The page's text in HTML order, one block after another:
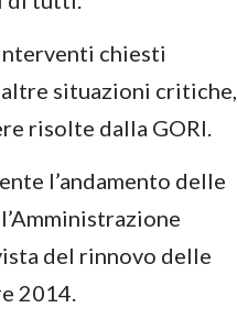
chiesti
altre situazioni critiche,
risolte dalla GORI.
l’andamento delle
del rinnovo delle
2014.